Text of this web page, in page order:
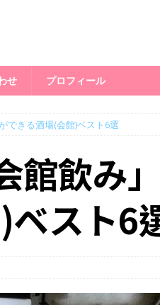
せ プロフィール
できる酒場(会館)ベスト6選
館飲み
ベスト6